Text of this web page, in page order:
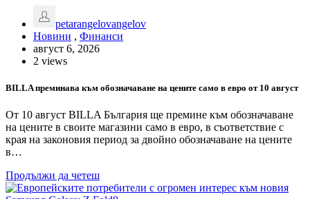
petarangelovangelov
Новини , Финанси
август 6, 2026
2 views
BILLA преминава към обозначаване на цените само в евро от 10 август
От 10 август BILLA България ще премине към обозначаване
на цените в своите магазини само в евро, в съответствие с
края на законовия период за двойно обозначаване на цените
в…
Продължи да четеш